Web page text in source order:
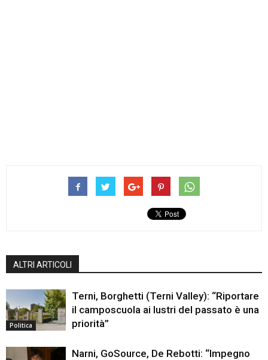
ALTRI ARTICOLI
Politica
Terni, Borghetti (Terni Valley): “Riportare
il camposcuola ai lustri del passato è una
priorità”
Narni, GoSource, De Rebotti: “Impegno